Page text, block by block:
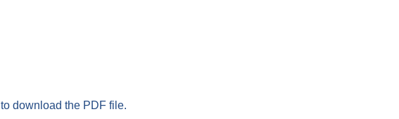
download the PDF file.